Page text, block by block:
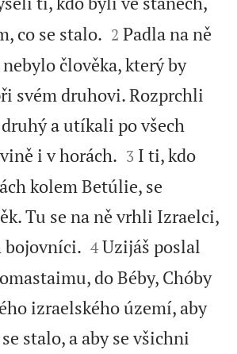
co se stalo. 

2 Padla na ně
nebylo člověka, který by
svém druhovi. Rozprchli
a utíkali po všech
i v horách. 

3 I ti, kdo
kolem Betúlie, se
Tu se na ně vrhli Izraelci,
bojovníci. 

4 Uzijáš poslal
do Béby, Chóby
izraelského území, aby
stalo, a aby se všichni